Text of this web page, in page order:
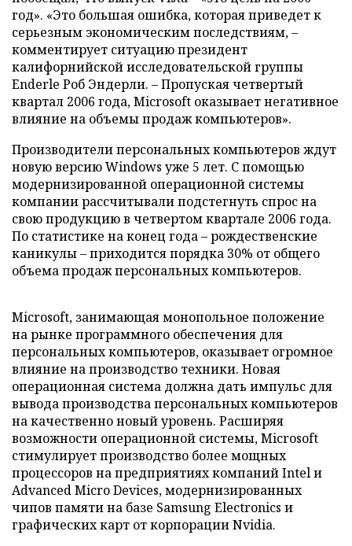
год». «Это большая ошибка, которая приведет к
серьезным экономическим последствиям, –
комментирует ситуацию президент
калифорнийской исследовательской группы
Еnderle Роб Эндерли. – Пропуская четвертый
квартал 2006 года, Microsoft оказывает негативное
влияние на объемы продаж компьютеров».
Производители персональных компьютеров ждут
новую версию Windows уже 5 лет. С помощью
модернизированной операционной системы
компании рассчитывали подстегнуть спрос на
свою продукцию в четвертом квартале 2006 года.
По статистике на конец года – рождественские
каникулы – приходится порядка 30% от общего
объема продаж персональных компьютеров.
Microsoft, занимающая монопольное положение
на рынке программного обеспечения для
персональных компьютеров, оказывает огромное
влияние на производство техники. Новая
операционная система должна дать импульс для
вывода производства персональных компьютеров
на качественно новый уровень. Расширяя
возможности операционной системы, Microsoft
стимулирует производство более мощных
процессоров на предприятиях компаний Intel и
Advanced Micro Devices, модернизированных
чипов памяти на базе Samsung Electronics и
графических карт от корпорации Nvidia.